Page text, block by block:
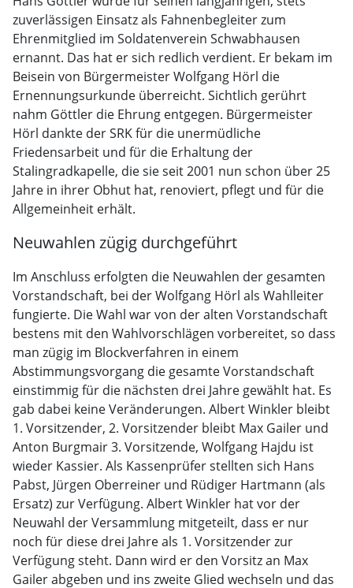
zuverlässigen Einsatz als Fahnenbegleiter zum
Ehrenmitglied im Soldatenverein Schwabhausen
ernannt. Das hat er sich redlich verdient. Er bekam im
Beisein von Bürgermeister Wolfgang Hörl die
Ernennungsurkunde überreicht. Sichtlich gerührt
nahm Göttler die Ehrung entgegen. Bürgermeister
Hörl dankte der SRK für die unermüdliche
Friedensarbeit und für die Erhaltung der
Stalingradkapelle, die sie seit 2001 nun schon über 25
Jahre in ihrer Obhut hat, renoviert, pflegt und für die
Allgemeinheit erhält.
Neuwahlen zügig durchgeführt
Im Anschluss erfolgten die Neuwahlen der gesamten
Vorstandschaft, bei der Wolfgang Hörl als Wahlleiter
fungierte. Die Wahl war von der alten Vorstandschaft
bestens mit den Wahlvorschlägen vorbereitet, so dass
man zügig im Blockverfahren in einem
Abstimmungsvorgang die gesamte Vorstandschaft
einstimmig für die nächsten drei Jahre gewählt hat. Es
gab dabei keine Veränderungen. Albert Winkler bleibt
1. Vorsitzender, 2. Vorsitzender bleibt Max Gailer und
Anton Burgmair 3. Vorsitzende, Wolfgang Hajdu ist
wieder Kassier. Als Kassenprüfer stellten sich Hans
Pabst, Jürgen Oberreiner und Rüdiger Hartmann (als
Ersatz) zur Verfügung. Albert Winkler hat vor der
Neuwahl der Versammlung mitgeteilt, dass er nur
noch für diese drei Jahre als 1. Vorsitzender zur
Verfügung steht. Dann wird er den Vorsitz an Max
Gailer abgeben und ins zweite Glied wechseln und das